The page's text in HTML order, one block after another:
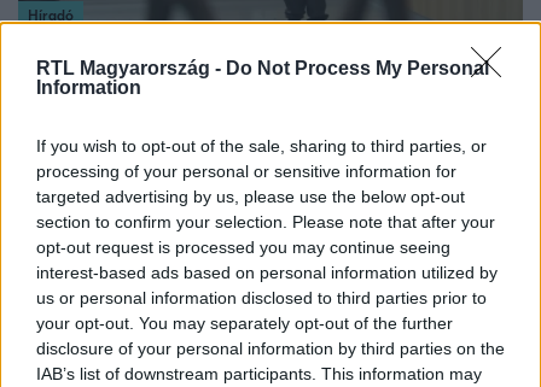
RTL Magyarország - Do Not Process My Personal
Information
If you wish to opt-out of the sale, sharing to third parties, or
processing of your personal or sensitive information for
targeted advertising by us, please use the below opt-out
section to confirm your selection. Please note that after your
opt-out request is processed you may continue seeing
interest-based ads based on personal information utilized by
us or personal information disclosed to third parties prior to
your opt-out. You may separately opt-out of the further
disclosure of your personal information by third parties on the
IAB’s list of downstream participants. This information may
Híradó
Balázsi Gergő Ármin olyan díjat kapott, amit
Először kapta meg magyar művész a balettvilág Oscar-
díjaként számontartott elismerést. Balázsi Gergő Ármin
azt mondta, hogy gyerekkora óta erre a pályára készült,
és nagy álma vált valóra azzal, hogy díjátadón a világ
elsőszámú balettszínpadán táncolhatott.